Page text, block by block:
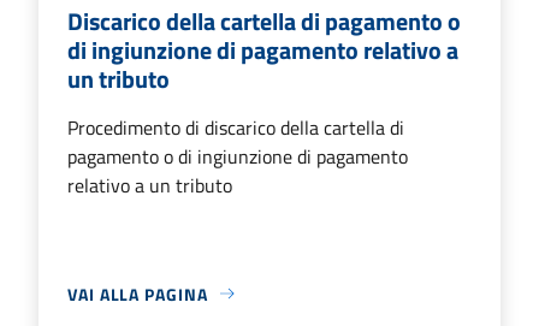
Discarico della cartella di pagamento o
di ingiunzione di pagamento relativo a
un tributo
Procedimento di discarico della cartella di
pagamento o di ingiunzione di pagamento
relativo a un tributo
VAI ALLA PAGINA